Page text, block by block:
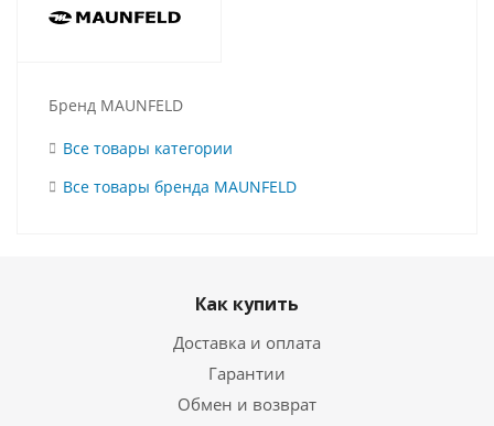
Бренд MAUNFELD
Все товары категории
Все товары бренда MAUNFELD
Как купить
Доставка и оплата
Гарантии
Обмен и возврат